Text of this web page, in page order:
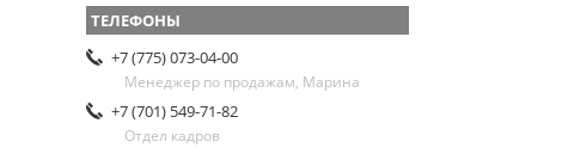
+7 (775) 073-04-00
Менеджер по продажам, Марина
+7 (701) 549-71-82
Отдел кадров